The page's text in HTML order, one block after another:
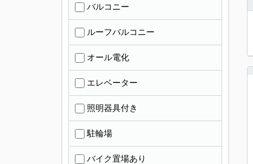
バルコニー
ルーフバルコニー
オール電化
エレベーター
照明器具付き
駐輪場
バイク置場あり